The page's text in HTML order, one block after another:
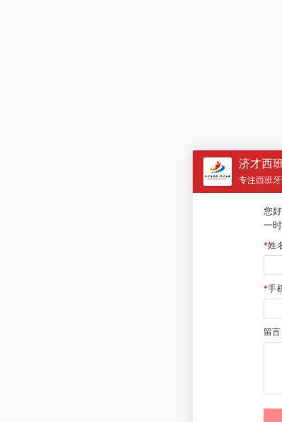
济才西
专注西班
您
一
*姓
*手
留